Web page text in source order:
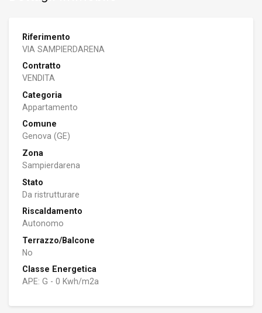
Riferimento
VIA SAMPIERDARENA
Contratto
VENDITA
Categoria
Appartamento
Comune
Genova (GE)
Zona
Sampierdarena
Stato
Da ristrutturare
Riscaldamento
Autonomo
Terrazzo/Balcone
No
Classe Energetica
APE: G - 0 Kwh/m2a